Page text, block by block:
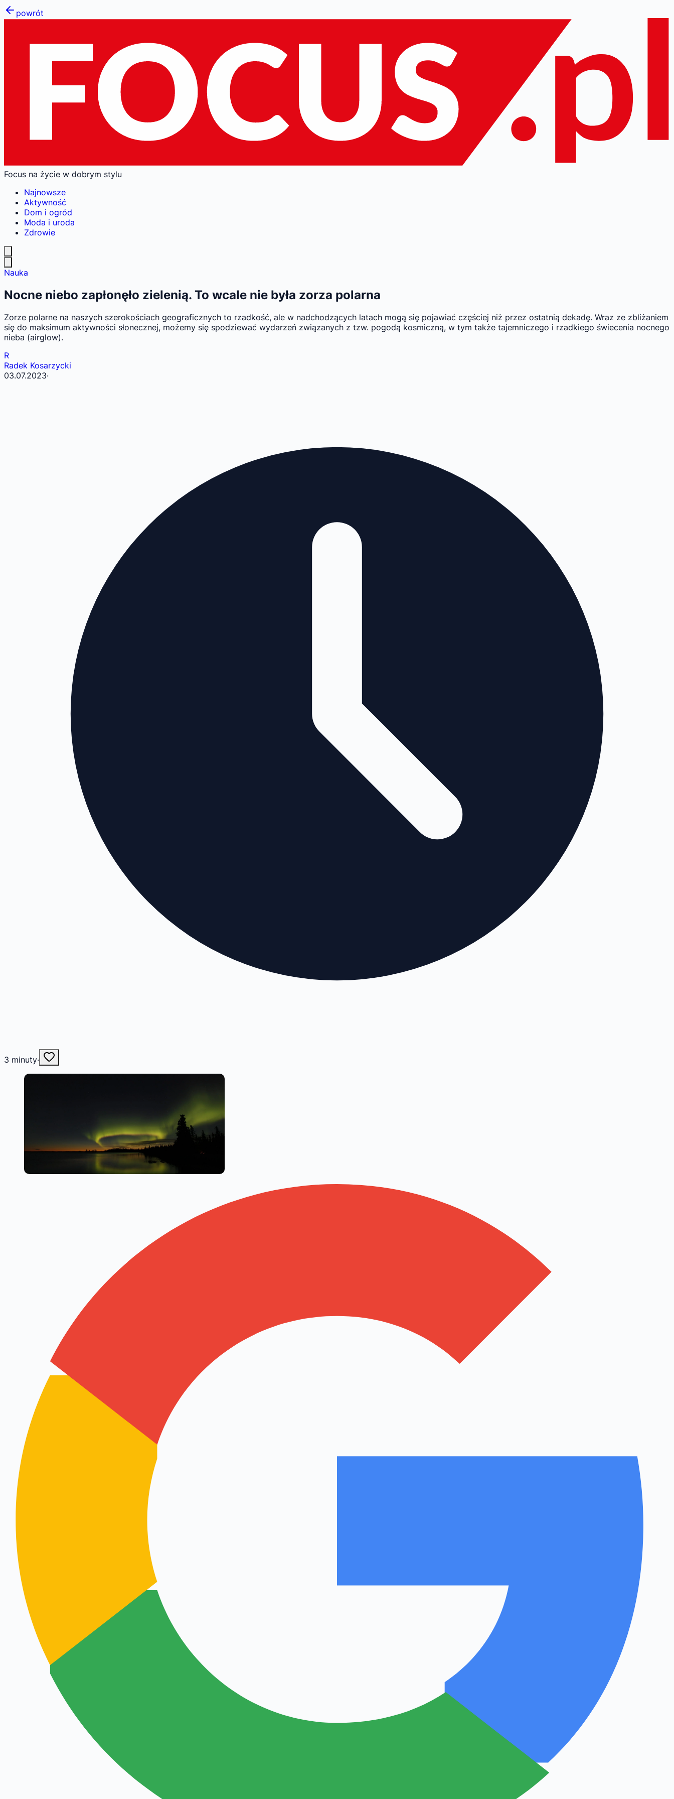
powrót
Focus na życie w dobrym stylu
Najnowsze
Aktywność
Dom i ogród
Moda i uroda
Zdrowie
Nauka
Nocne niebo zapłonęło zielenią. To wcale nie była zorza polarna
Zorze polarne na naszych szerokościach geograficznych to rzadkość, ale w nadchodzących latach mogą się pojawiać częściej niż przez ostatnią dekadę. Wraz ze zbliżaniem
się do maksimum aktywności słonecznej, możemy się spodziewać wydarzeń związanych z tzw. pogodą kosmiczną, w tym także tajemniczego i rzadkiego świecenia nocnego
nieba (airglow).
R
Radek Kosarzycki
03.07.2023·
3 minuty·